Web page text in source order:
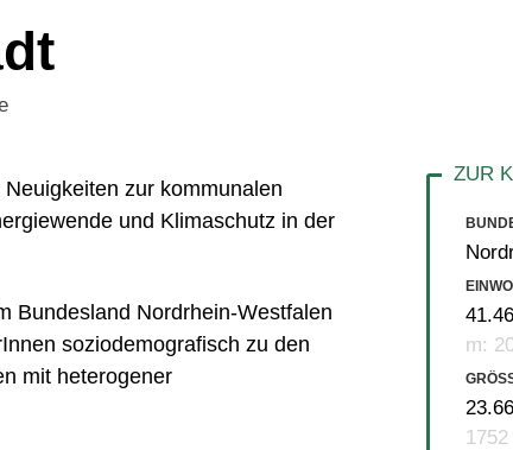
zur kommunalen
und Klimaschutz in der
Bundesland Nordrhein-Westfalen
soziodemografisch zu den
mit heterogener
m: